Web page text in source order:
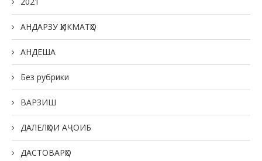
АНДАРЗУ ҲИКМАТҲО
АНДЕША
Без рубрики
ВАРЗИШ
ДАЛЕЛҲОИ АҶОИБ
ДАСТОВАРҲО